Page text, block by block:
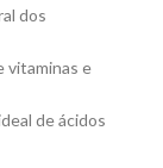
dos
vitaminas e
de ácidos